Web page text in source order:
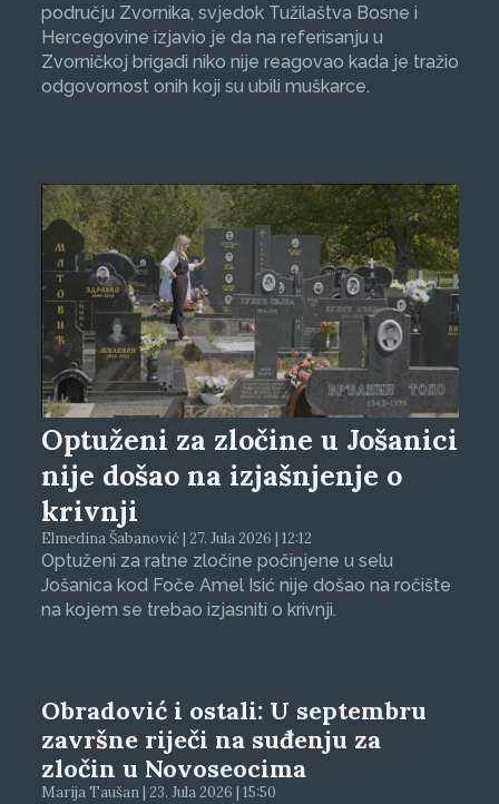
području Zvornika, svjedok Tužilaštva Bosne i
Hercegovine izjavio je da na referisanju u
Zvorničkoj brigadi niko nije reagovao kada je tražio
odgovornost onih koji su ubili muškarce.
Optuženi za zločine u Jošanici
nije došao na izjašnjenje o
krivnji
Elmedina Šabanović | 27. Jula 2026 | 12:12
Optuženi za ratne zločine počinjene u selu
Jošanica kod Foče Amel Isić nije došao na ročište
na kojem se trebao izjasniti o krivnji.
Obradović i ostali: U septembru
završne riječi na suđenju za
zločin u Novoseocima
Marija Taušan | 23. Jula 2026 | 15:50